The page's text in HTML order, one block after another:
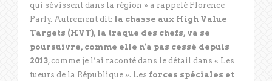
qui sévissent dans la région » a rappelé Florence
Parly. Autrement dit: la chasse aux High Value
Targets (HVT), la traque des chefs, va se
poursuivre, comme elle n’a pas cessé depuis
2013, comme je l’ai raconté dans le détail dans « Les
tueurs de la République ». Les forces spéciales et